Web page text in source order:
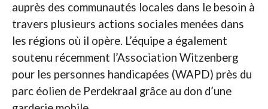
auprès des communautés locales dans le besoin à
travers plusieurs actions sociales menées dans
les régions où il opère. L’équipe a également
soutenu récemment l’Association Witzenberg
pour les personnes handicapées (WAPD) près du
parc éolien de Perdekraal grâce au don d’une